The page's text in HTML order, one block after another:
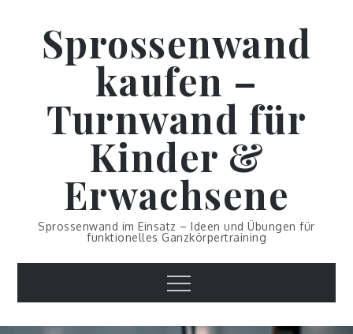
contentSprossenwand
kaufen –
Turnwand für
Kinder &
Erwachsene
Sprossenwand im Einsatz – Ideen und Übungen für
funktionelles Ganzkörpertraining
Menu